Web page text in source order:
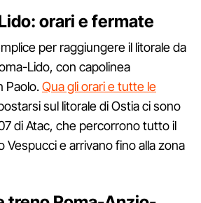
orari e fermate
per raggiungere il litorale da
Lido, con capolinea
Paolo.Qua gli orari e tutte le
sul litorale di Ostia ci sono
di Atac, che percorrono tutto il
Vespucci e arrivano fino alla zona